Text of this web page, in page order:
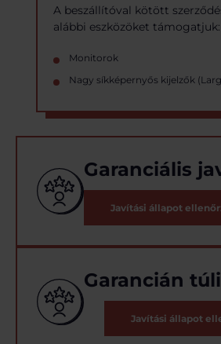
A beszállítóval kötött
alábbi eszközöket támogatjuk:
Monitorok
Nagy síkképernyős kijelzők
Garanciális
Javítási állapot
Garancián
Javítási állapot